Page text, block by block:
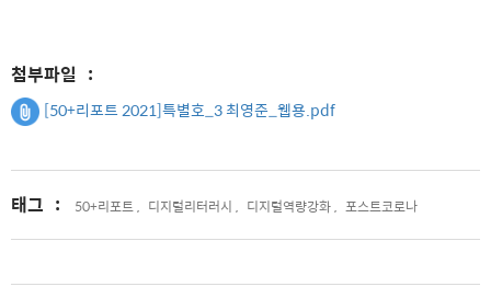
첨부파일 :
[50+리포트 2021]특별호_3 최영준_웹용.pdf
태그 : 50+리포트 , 디지털리터러시 , 디지털역량강화 , 포스트코로나